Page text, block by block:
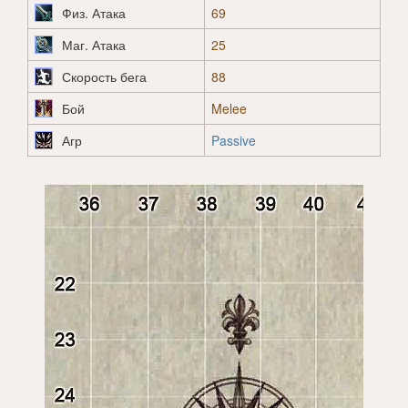
Физ. Атака
69
Маг. Атака
25
Скорость бега
88
Бой
Melee
Агр
Passive